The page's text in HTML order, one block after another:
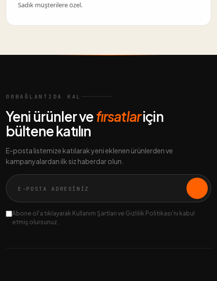
Sadık müşterilere özel.
00 BAĞLANTIDA KAL
Yeni ürünler vefırsatlariçin
bültene katılın
E-posta listemize katılarak yeni eklenen ürünlerden ve
kampanyalardan ilk siz haberdar olun.
Abone ol'a tıklayarak Kullanım Şartları ve Gizlilik Politikası'nı kabul
etmiş olursunuz.